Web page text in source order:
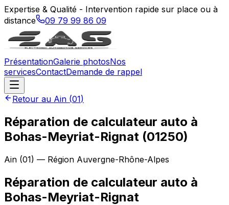
Expertise & Qualité - Intervention rapide sur place ou à
distance
09 79 99 86 09
PrésentationGalerie photosNos
servicesContactDemande de rappel
Retour au Ain (01)
Réparation de calculateur auto à
Bohas-Meyriat-Rignat (01250)
Ain (01) — Région Auvergne-Rhône-Alpes
Réparation de calculateur auto à
Bohas-Meyriat-Rignat